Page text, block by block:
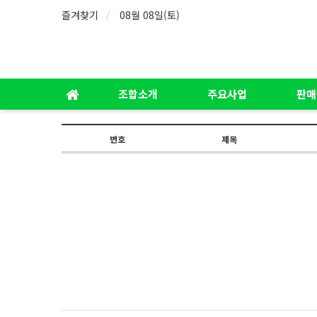
즐겨찾기 08월 08일(토)
조합소개 주요사업 판
번호 제목